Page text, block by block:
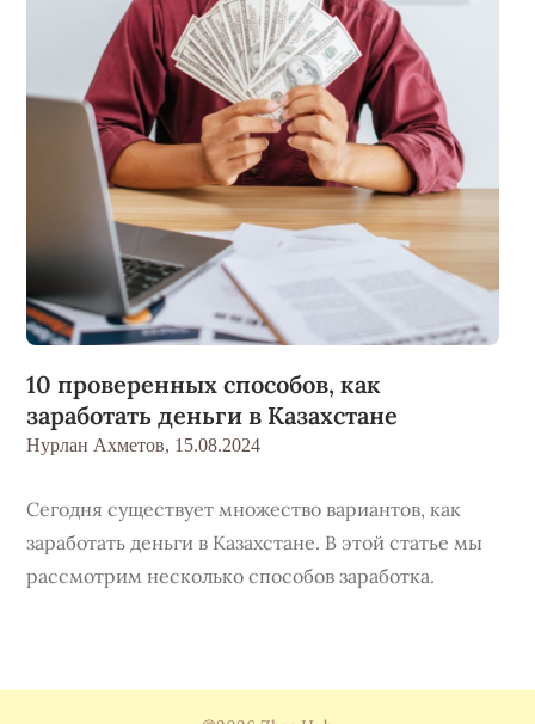
10 проверенных способов, как
заработать деньги в Казахстане
Нурлан Ахметов, 15.08.2024
Сегодня существует множество вариантов, как
заработать деньги в Казахстане. В этой статье мы
рассмотрим несколько способов заработка.